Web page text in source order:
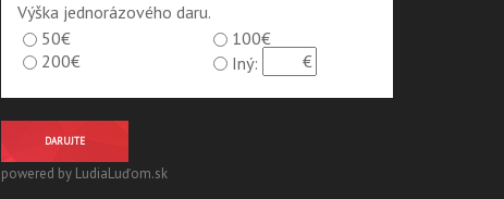
Výška jednorázového daru.
50€
100€
200€
Iný:
DARUJTE
powered by LudiaLuďom.sk